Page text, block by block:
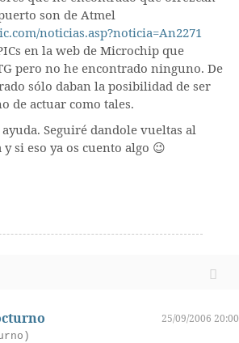
son de Atmel
noticias.asp?noticia=An2271
en la web de Microchip que
pero no he encontrado ninguno. De
sólo daban la posibilidad de ser
de actuar como tales.
Seguiré dandole vueltas al
si eso ya os cuento algo 😉
25/09/2006 20:00